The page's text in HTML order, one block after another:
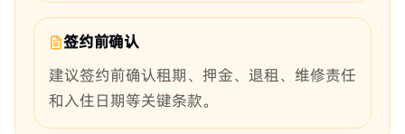
签约前确认
建议签约前确认租期、押金、退租、维修责任
和入住日期等关键条款。